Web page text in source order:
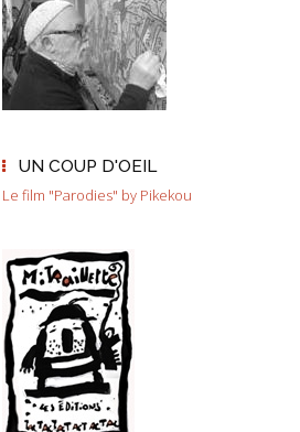
UN COUP D'OEIL
Le film "Parodies" by Pikekou